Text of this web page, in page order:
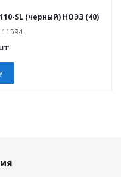
SL (черный) НОЭЗ (40)
11594